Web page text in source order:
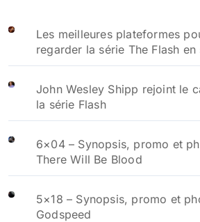
Les meilleures plateformes
regarder la série The Flash en
John Wesley Shipp rejoint le
la série Flash
6×04 – Synopsis, promo et
There Will Be Blood
5×18 – Synopsis, promo et
Godspeed